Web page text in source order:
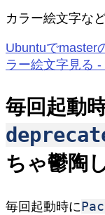
カラー絵文字な
Ubuntuでmaster
ラー絵文字見る
毎回起動
ちゃ鬱陶
毎回起動時に